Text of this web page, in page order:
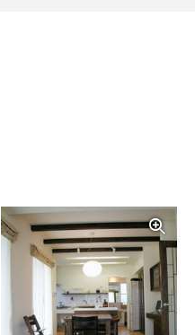
写真を拡大する